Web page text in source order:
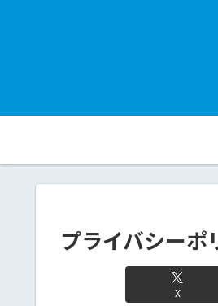
プライバシーポ
X